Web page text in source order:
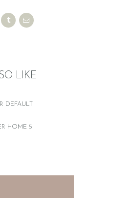
LIKE
DEFAULT
HOME 5